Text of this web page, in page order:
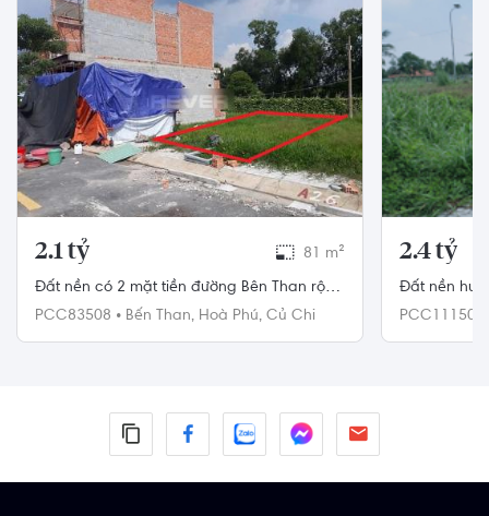
2.1 tỷ 81 m²
Đất nền có 2 mặt tiền đường Bên Than rộng
8m, diện tích 81m2.
PCC83508 • Bến Than, Hoà Phú, Củ Chi
2.4 tỷ
Đất nền
có sổ hồng
PCC111500